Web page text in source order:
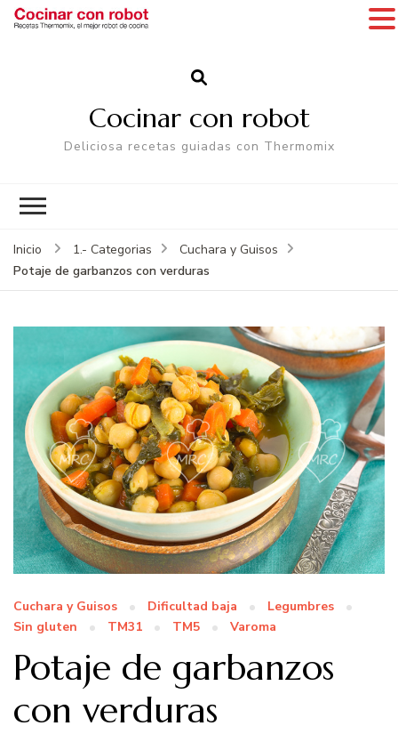
Cocinar con robot
Deliciosa recetas guiadas con Thermomix
Inicio 1.- Categorias
Cuchara y Guisos
Potaje de garbanzos con verduras
Cuchara y Guisos Dificultad baja
Legumbres
Sin gluten
TM31 TM5 Varoma
Potaje de garbanzos
con verduras